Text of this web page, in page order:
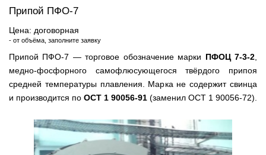
Припой ПФО-7
Цена: договорная
- от объёма, заполните заявку
Припой ПФО-7 — торговое обозначение марки ПФОЦ 7-3-2
медно-фосфорного самофлюсующегося твёрдого припоя
средней температуры плавления. Марка не содержит свинца
и производится по ОСТ 1 90056-91 (заменил ОСТ 1 90056-72).